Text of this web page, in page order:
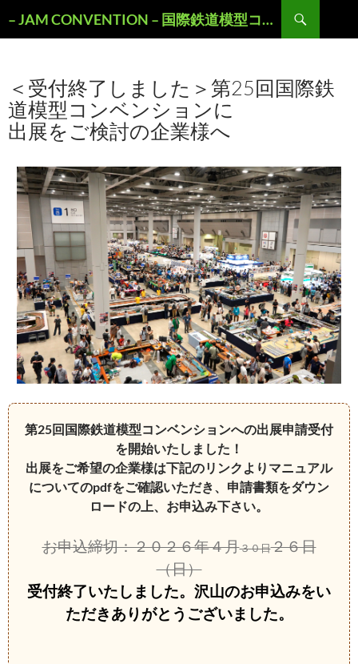
– JAM CONVENTION – 国際鉄道模型コンベンションOFFICIAL WEBSITE
ツ
へ
ス
ッ
プ
＜受付終了しました＞第25回国際鉄
道模型コンベンションに
出展をご検討の企業様へ
第25回国際鉄道模型コンベンションへの出展申請受付
を開始いたしました！
出展をご希望の企業様は下記のリンクよりマニュアル
についてのpdfをご確認いただき、申請書類をダウン
ロードの上、お申込み下さい。
お申込締切：２０２６年４月３０日２６日
（日）
受付終了いたしました。沢山のお申込みをい
ただきありがとうございました。